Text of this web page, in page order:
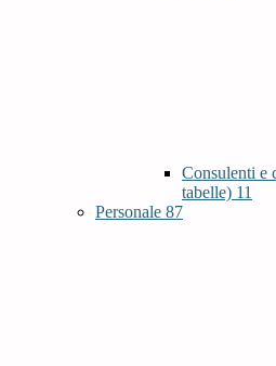
Consulenti e
tabelle) 11
Personale 87